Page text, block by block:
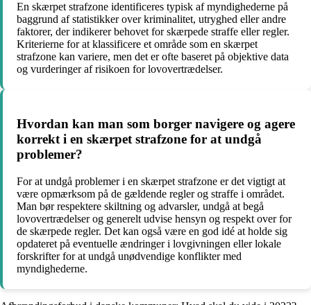
En skærpet strafzone identificeres typisk af myndighederne på
baggrund af statistikker over kriminalitet, utryghed eller andre
faktorer, der indikerer behovet for skærpede straffe eller regler.
Kriterierne for at klassificere et område som en skærpet
strafzone kan variere, men det er ofte baseret på objektive data
og vurderinger af risikoen for lovovertrædelser.
Hvordan kan man som borger navigere og agere
korrekt i en skærpet strafzone for at undgå
problemer?
For at undgå problemer i en skærpet strafzone er det vigtigt at
være opmærksom på de gældende regler og straffe i området.
Man bør respektere skiltning og advarsler, undgå at begå
lovovertrædelser og generelt udvise hensyn og respekt over for
de skærpede regler. Det kan også være en god idé at holde sig
opdateret på eventuelle ændringer i lovgivningen eller lokale
forskrifter for at undgå unødvendige konflikter med
myndighederne.